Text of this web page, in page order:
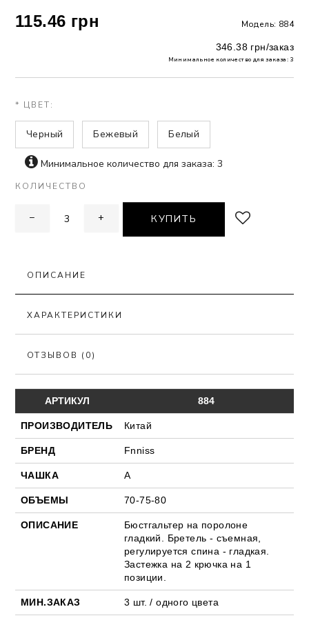
115.46 грн Модель: 884
346.38 грн/заказ
Минимальное количество для заказа: 3
* ЦВЕТ:
Черный Бежевый Белый
Минимальное количество для заказа: 3
КОЛИЧЕСТВО
− + КУПИТЬ
ОПИСАНИЕ
ХАРАКТЕРИСТИКИ
ОТЗЫВОВ (0)
АРТИКУЛ 884
ПРОИЗВОДИТЕЛЬ Китай
БРЕНД Fnniss
ЧАШКА А
ОБЪЕМЫ 70-75-80
ОПИСАНИЕ
Бюстгальтер на поролоне
гладкий. Бретель - съемная,
регулируется спина - гладкая.
Застежка на 2 крючка на 1
позиции.
МИН.ЗАКАЗ 3 шт. / одного цвета